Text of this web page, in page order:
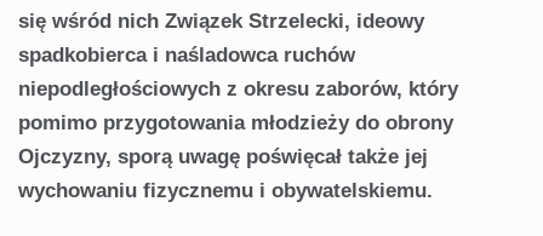
się wśród nich Związek Strzelecki, ideowy
spadkobierca i naśladowca ruchów
niepodległościowych z okresu zaborów, który
pomimo przygotowania młodzieży do obrony
Ojczyzny, sporą uwagę poświęcał także jej
wychowaniu fizycznemu i obywatelskiemu.